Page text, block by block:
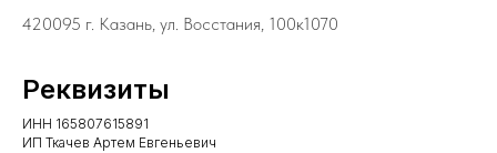
420095 г. Казань, ул. Восстания, 100к1070
Реквизиты
ИНН 165807615891
ИП Ткачев Артем Евгеньевич